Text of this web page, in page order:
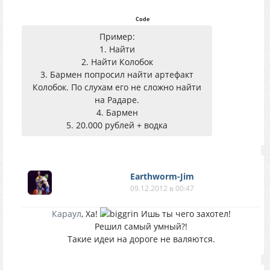
Code
Пример:
1. Найти
2. Найти Колобок
3. Бармен попросил найти артефакт
Колобок. По слухам его не сложно найти
на Радаре.
4. Бармен
5. 20.000 рублей + водка
Earthworm-Jim
09.12.2012 в 00:47
Караул, Ха!
Ишь ты чего захотел!
Решил самый умный?!
Такие идеи на дороге не валяются.